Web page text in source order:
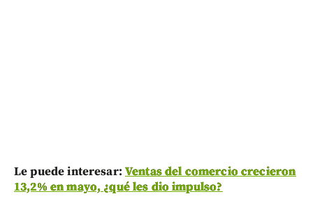
Le puede interesar: Ventas del comercio crecieron
13,2% en mayo, ¿qué les dio impulso?